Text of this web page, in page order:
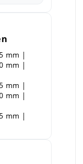
mm |
mm |
mm |
mm |
mm |